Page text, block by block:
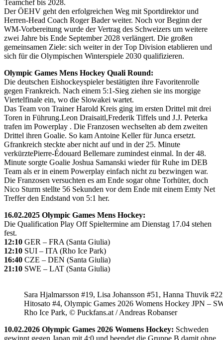
Teamchef bis 2028.
Der ÖEHV geht den erfolgreichen Weg mit Sportdirektor und
Herren-Head Coach Roger Bader weiter. Noch vor Beginn der
WM-Vorbereitung wurde der Vertrag des Schweizers um weitere
zwei Jahre bis Ende September 2028 verlängert. Die großen
gemeinsamen Ziele: sich weiter in der Top Division etablieren und
sich für die Olympischen Winterspiele 2030 qualifizieren.
Olympic Games Mens Hockey Quali Round:
Die deutschen Eishockeyspieler bestätigten ihre Favoritenrolle
gegen Frankreich. Nach einem 5:1-Sieg ziehen sie ins morgige
Viertelfinale ein, wo die Slowakei wartet.
Das Team von Trainer Harold Kreis ging im ersten Drittel mit drei
Toren in Führung.Leon Draisaitl,Frederik Tiffels und J.J. Peterka
trafen im Powerplay . Die Franzosen wechselten ab dem zweiten
Drittel ihren Goalie. So kam Antoine Keller für Junca ersetzt.
Gfrankreich steckte aber nicht auf und in der 25. Minute
verkürztePierre-Édouard Bellemare zumindest einmal. In der 48.
Minute sorgte Goalie Joshua Samanski wieder für Ruhe im DEB
Team als er in einem Powerplay einfach nicht zu bezwingen war.
Die Franzosen versuchten es am Ende sogar ohne Torhüter, doch
Nico Sturm stellte 56 Sekunden vor dem Ende mit einem Emty Net
Treffer den Endstand von 5:1 her.
16.02.2025 Olympic Games Mens Hockey:
Die Qualification Play Off Spieltermine am Dienstag 17.04 stehen
fest.
12:10 GER – FRA (Santa Giulia)
12:10 SUI – ITA (Rho Ice Park)
16:40 CZE – DEN (Santa Giulia)
21:10 SWE – LAT (Santa Giulia)
Sara Hjalmarsson #19, Lisa Johansson #51, Hanna Thuvik
Hitosato #4, Olympic Games 2026 Womens Hockey JPN –
Rho Ice Park, © Puckfans.at / Andreas Robanser
10.02.2026 Olympic Games 2026 Womens Hockey: Schweden
gewinnt gegen Japan mit 4:0 und beendet die Gruppe B damit ohne